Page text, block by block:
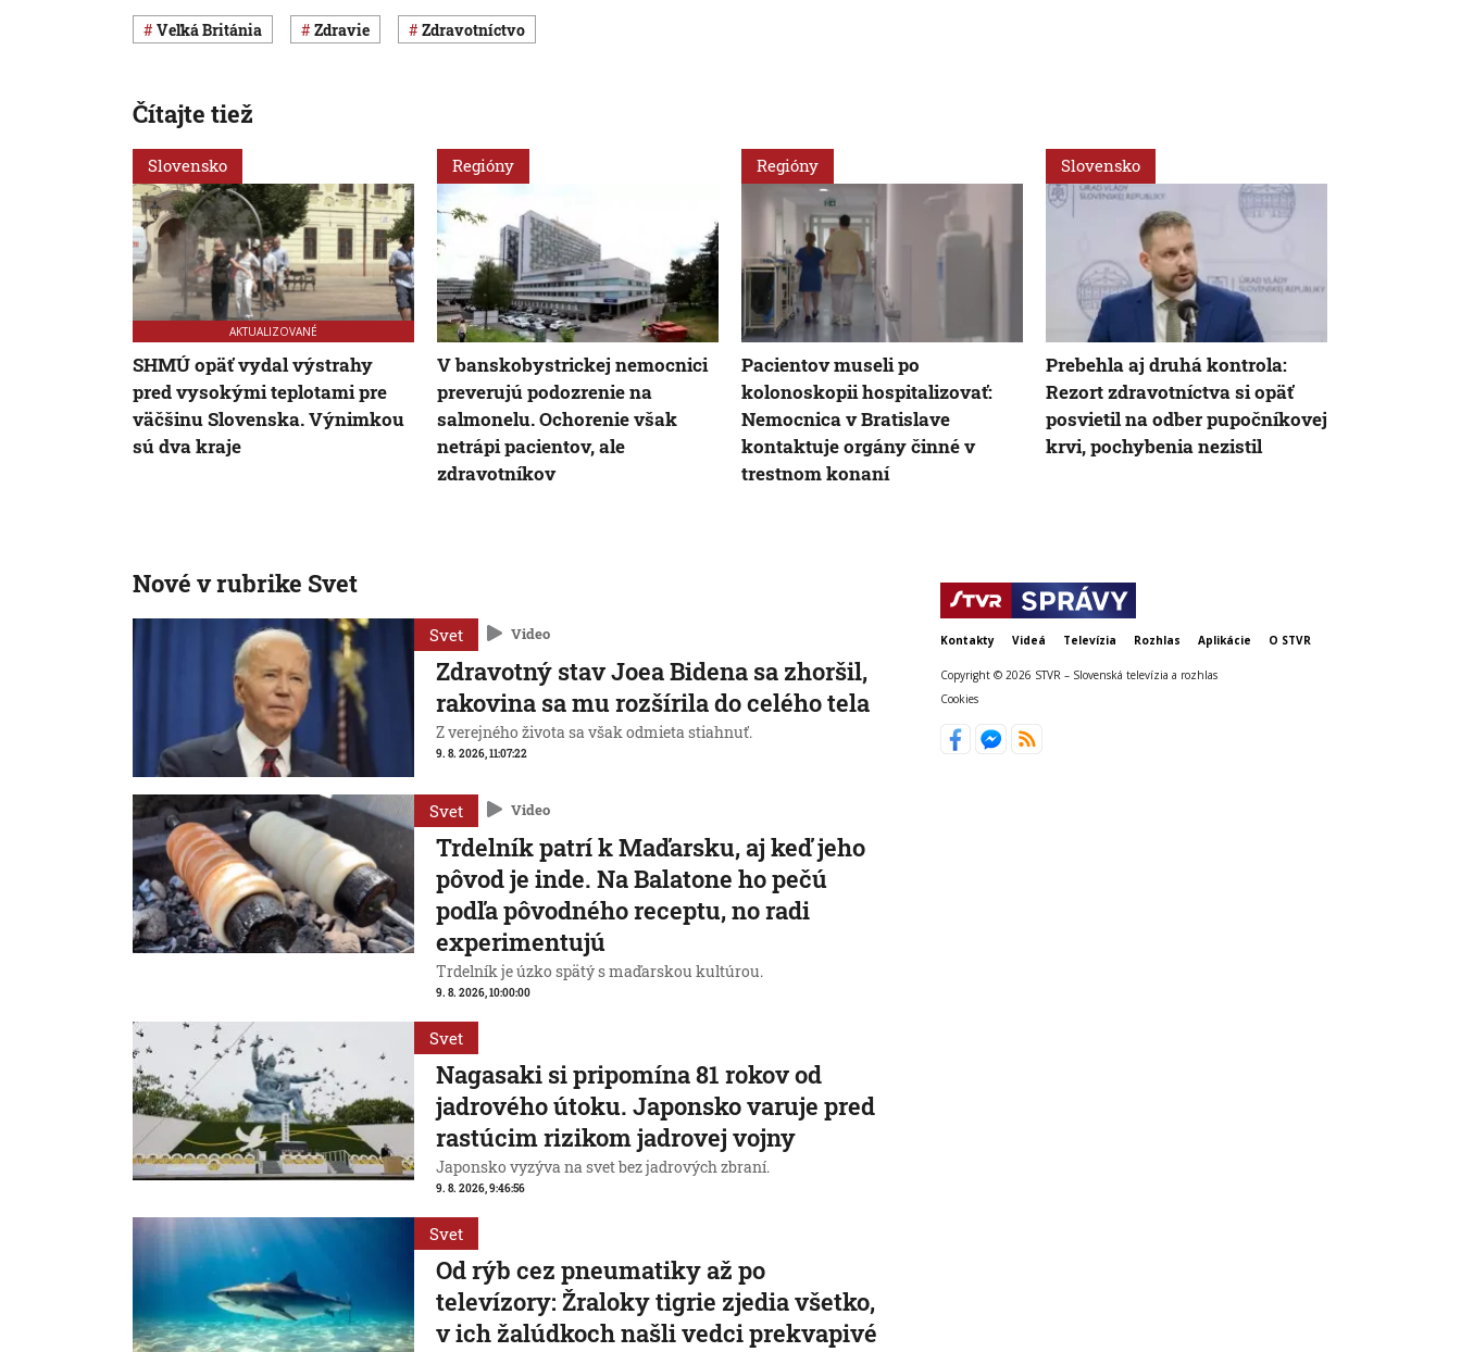
Veľká Británia Zdravie Zdravotníctvo
Čítajte tiež
Slovensko
AKTUALIZOVANÉ
SHMÚ opäť vydal výstrahy
pred vysokými teplotami pre
väčšinu Slovenska. Výnimkou
sú dva kraje
Regióny
V banskobystrickej nemocnici
preverujú podozrenie na
salmonelu. Ochorenie však
netrápi pacientov, ale
zdravotníkov
Regióny
Pacientov museli po
kolonoskopii hospitalizovať:
Nemocnica v Bratislave
kontaktuje orgány činné v
trestnom konaní
Slovensko
Prebehla aj druhá kontrola:
Rezort zdravotníctva si opäť
posvietil na odber pupočníkovej
krvi, pochybenia nezistil
Nové v rubrike Svet
Svet Video
Zdravotný stav Joea Bidena sa zhoršil,
rakovina sa mu rozšírila do celého tela
Z verejného života sa však odmieta stiahnuť.
9. 8. 2026, 11:07:22
Svet Video
Trdelník patrí k Maďarsku, aj keď jeho
pôvod je inde. Na Balatone ho pečú
podľa pôvodného receptu, no radi
experimentujú
Trdelník je úzko spätý s maďarskou kultúrou.
9. 8. 2026, 10:00:00
Svet
Nagasaki si pripomína 81 rokov od
jadrového útoku. Japonsko varuje pred
rastúcim rizikom jadrovej vojny
Japonsko vyzýva na svet bez jadrových zbraní.
9. 8. 2026, 9:46:56
Svet
Od rýb cez pneumatiky až po
televízory: Žraloky tigrie zjedia všetko,
v ich žalúdkoch našli vedci prekvapivé
Kontakty Videá Televízia Rozhlas Aplikácie O STVR
Copyright © 2026 STVR – Slovenská televízia a rozhlas
Cookies